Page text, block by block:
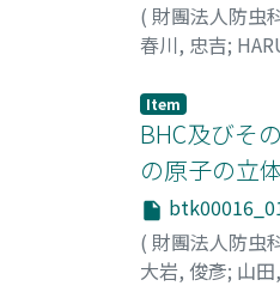
( 財團法人防虫
春川, 忠吉;
Item
BHC及びそ
の原子の立
( 財團法人防虫
大岩, 俊彥; 山